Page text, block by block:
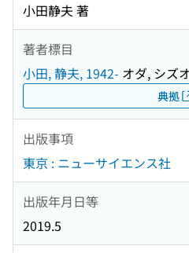
小田静夫 著
著者標目
小田, 静夫, 1942- オダ, シズ
典拠
出版事項
東京 : ニューサイエンス社
出版年月日等
2019.5